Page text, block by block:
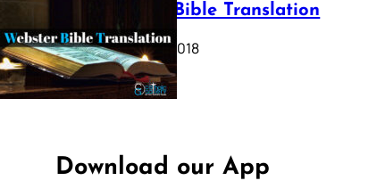
Webster Bible Translation
October 11, 2018
Download our App